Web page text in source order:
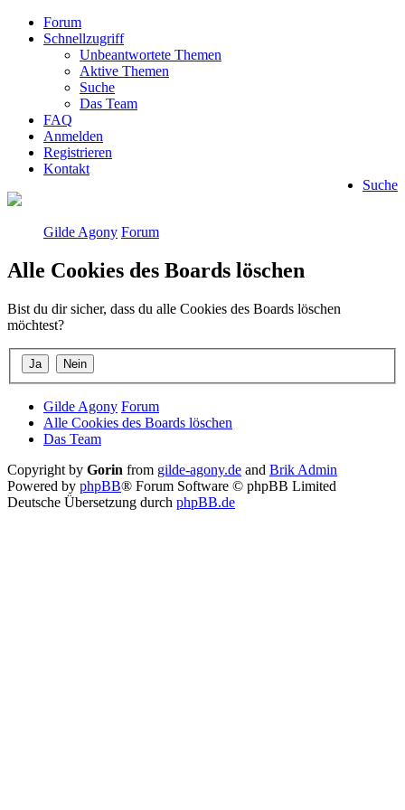
Forum
Schnellzugriff
Unbeantwortete Themen
Aktive Themen
Suche
Das Team
FAQ
Anmelden
Registrieren
Kontakt
Suche
Gilde Agony Forum
Alle Cookies des Boards löschen
Bist du dir sicher, dass du alle Cookies des Boards löschen
möchtest?
Gilde Agony Forum
Alle Cookies des Boards löschen
Das Team
Copyright by Gorin from gilde-agony.de and Brik Admin
Powered by phpBB® Forum Software © phpBB Limited
Deutsche Übersetzung durch phpBB.de